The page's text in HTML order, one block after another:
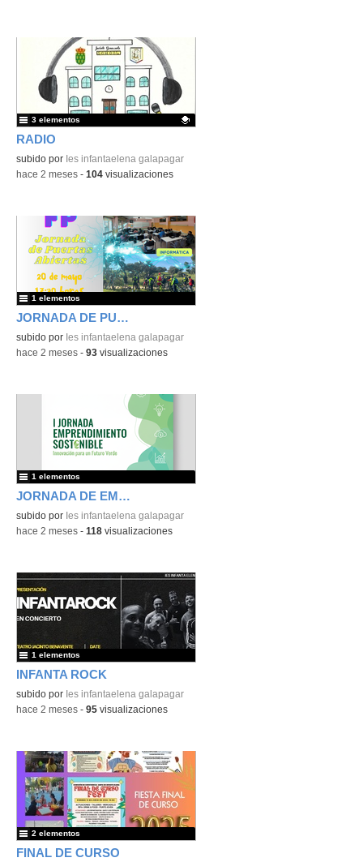
RADIO
Contenido educativo.
subido por Ies infantaelena galapagar
3 elementos
-hace 2 meses - 104 visualizaciones
JORNADA DE PUERTAS ABIERTAS
subido por Ies infantaelena galapagar
1 elementos
-hace 2 meses - 93 visualizaciones
JORNADA DE EMPRENDIMIENTO
subido por Ies infantaelena galapagar
1 elementos
-hace 2 meses - 118 visualizaciones
INFANTA ROCK
subido por Ies infantaelena galapagar
1 elementos
-hace 2 meses - 95 visualizaciones
FINAL DE CURSO
2 elementos